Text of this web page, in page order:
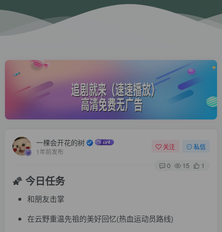
一棵会开花的树
1年前发布
关注 私信
0 15 1
🌠 今日任务
和朋友击掌
在云野重温先祖的美好回忆(热血运动员路线)